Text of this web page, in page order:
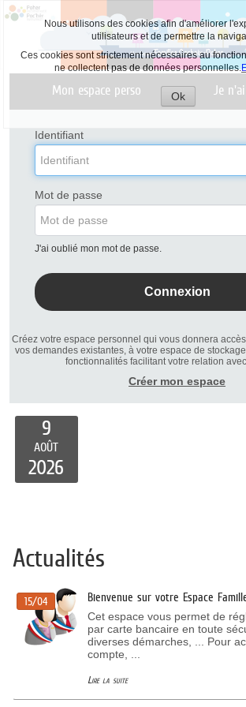
Nous utilisons des cookies afin d'améliorer
utilisateurs et de permettre la
Ces cookies sont strictement nécessaires au
ne collectent pas de données personnelles.
Ok
Accepter
Mon espace perso Je
Identifiant
Mot de passe
J'ai oublié mon mot de passe.
Créez votre espace personnel qui vous donnera
vos demandes existantes, à votre espace de
fonctionnalités facilitant votre relation
Créer mon espace
9
AOÛT
2026
Actualités
15/04 Bienvenue sur votre Espace
Cet espace vous permet de
par carte bancaire en toute
diverses démarches, ... Pour
compte, ...
Lire la suite